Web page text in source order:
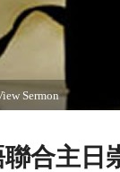
Sermon
聯合主